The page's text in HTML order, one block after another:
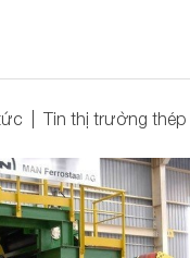
Tin thị trường thép